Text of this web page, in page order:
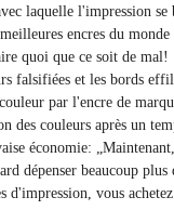
laquelle l'impression se
encres du
quoi que ce soit de mal!
falsifiées et les bords
par l'encre de
des couleurs après un
économie:
dépenser beaucoup plus
d'impression, vous